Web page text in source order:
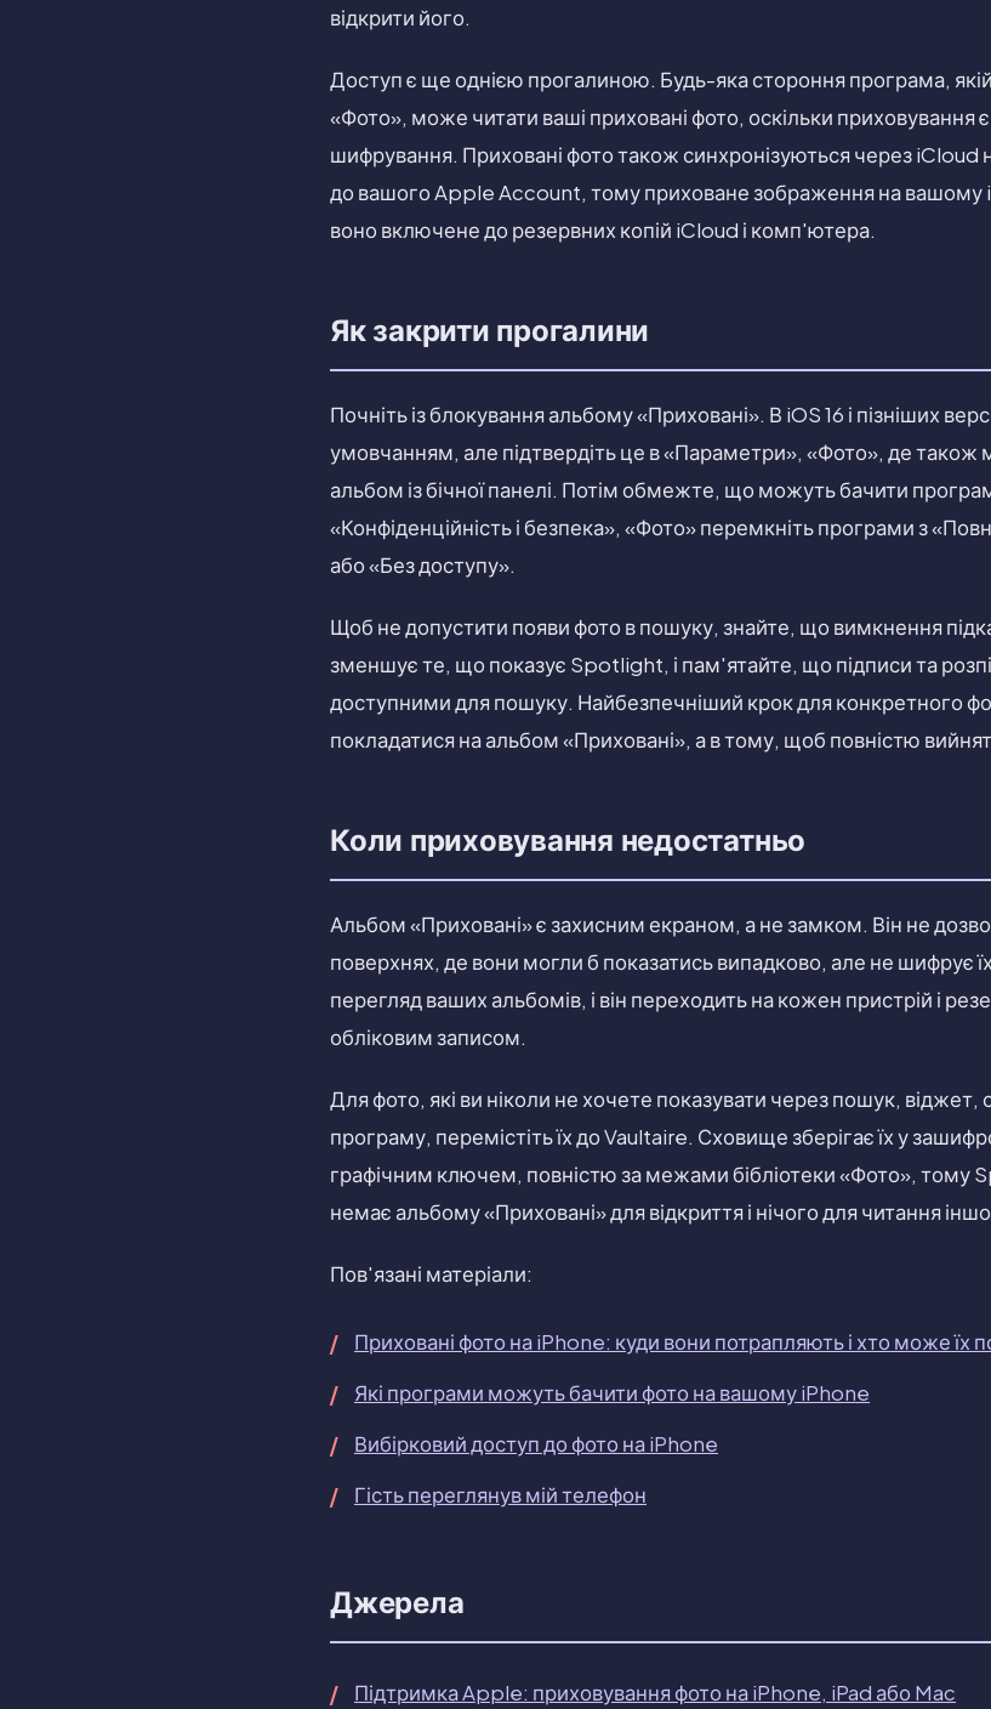
відкрити його.
Доступ є ще однією прогалиною. Будь-яка стороння програма,
«Фото», може читати ваші приховані фото, оскільки приховування є
шифрування. Приховані фото також синхронізуються через iCloud
до вашого Apple Account, тому приховане зображення на вашому
воно включене до резервних копій iCloud і комп'ютера.
Як закрити прогалини
Почніть із блокування альбому «Приховані». В iOS 16 і пізніших
умовчанням, але підтвердіть це в «Параметри», «Фото», де також
альбом із бічної панелі. Потім обмежте, що можуть бачити
«Конфіденційність і безпека», «Фото» перемкніть програми з
або «Без доступу».
Щоб не допустити появи фото в пошуку, знайте, що вимкнення
зменшує те, що показує Spotlight, і пам'ятайте, що підписи та
доступними для пошуку. Найбезпечніший крок для конкретного
покладатися на альбом «Приховані», а в тому, щоб повністю
Коли приховування недостатньо
Альбом «Приховані» є захисним екраном, а не замком. Він не
поверхнях, де вони могли б показатись випадково, але не шифрує
перегляд ваших альбомів, і він переходить на кожен пристрій і
обліковим записом.
Для фото, які ви ніколи не хочете показувати через пошук, віджет,
програму, перемістіть їх до Vaultaire. Сховище зберігає їх у
графічним ключем, повністю за межами бібліотеки «Фото», тому
немає альбому «Приховані» для відкриття і нічого для читання
Пов'язані матеріали:
Приховані фото на iPhone: куди вони потрапляють і хто може їх
Які програми можуть бачити фото на вашому iPhone
Вибірковий доступ до фото на iPhone
Гість переглянув мій телефон
Джерела
Підтримка Apple: приховування фото на iPhone, iPad або Mac